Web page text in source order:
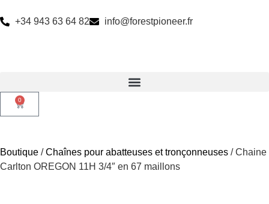
+34 943 63 64 82 info@forestpioneer.fr
0
Boutique /Chaînes pour abatteuses et tronçonneuses / Chaine
Carlton OREGON 11H 3/4″ en 67 maillons